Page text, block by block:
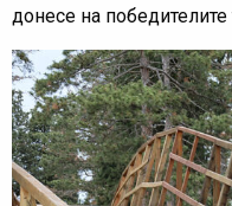
донесе на победителите